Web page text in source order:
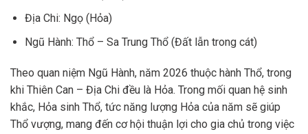
Địa Chi: Ngọ (Hỏa)
Ngũ Hành: Thổ – Sa Trung Thổ (Đất lẫn trong cát)
Theo quan niệm Ngũ Hành, năm 2026 thuộc hành Thổ, trong
khi Thiên Can – Địa Chi đều là Hỏa. Trong mối quan hệ sinh
khắc, Hỏa sinh Thổ, tức năng lượng Hỏa của năm sẽ giúp
Thổ vượng, mang đến cơ hội thuận lợi cho gia chủ trong việc